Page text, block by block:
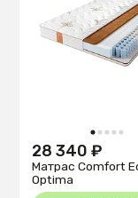
1 2 3 4 5
28 340 ₽
Матрас Comfort
Optima